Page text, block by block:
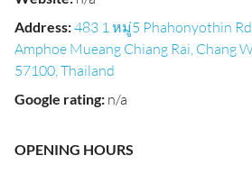
Address:483 1 หมู่5 Phahonyothin
Amphoe Mueang Chiang Rai, Chang
57100, Thailand
Google rating: n/a
OPENING HOURS